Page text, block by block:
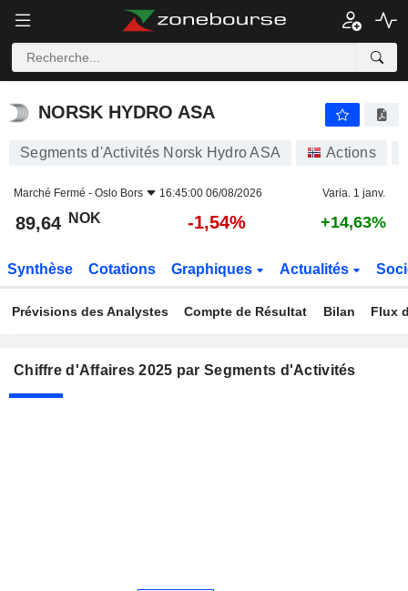
NORSK HYDRO ASA
NORSK HYDRO ASA
Segments d'Activités Norsk Hydro ASA Actions
Marché Fermé - Oslo Bors 16:45:00 06/08/2026 Varia. 1 janv.
89,64 NOK -1,54% +14,63%
Synthèse Cotations Graphiques Actualités
Prévisions des Analystes Compte de Résultat Bilan Flux
Chiffre d'Affaires 2025 par Segments d'Activités